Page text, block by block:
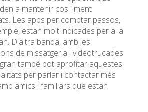
a mantenir cos i ment
Les apps per comptar passos,
estan molt indicades per a la
D'altra banda, amb les
de missatgeria i videotrucades
també pot aprofitar aquestes
per parlar i contactar més
amics i familiars que estan